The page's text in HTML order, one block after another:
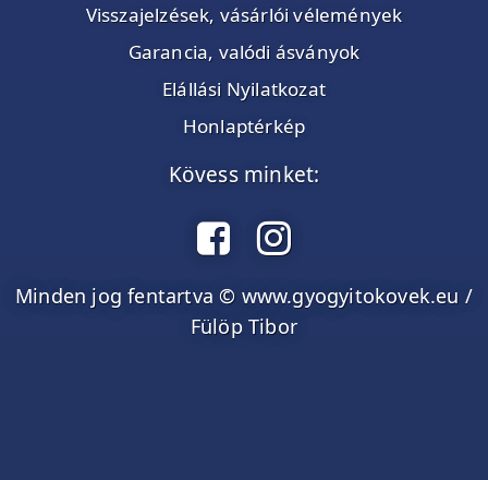
Visszajelzések, vásárlói vélemények
Garancia, valódi ásványok
Elállási Nyilatkozat
Honlaptérkép
Kövess minket:
Minden jog fentartva © www.gyogyitokovek.eu /
Fülöp Tibor